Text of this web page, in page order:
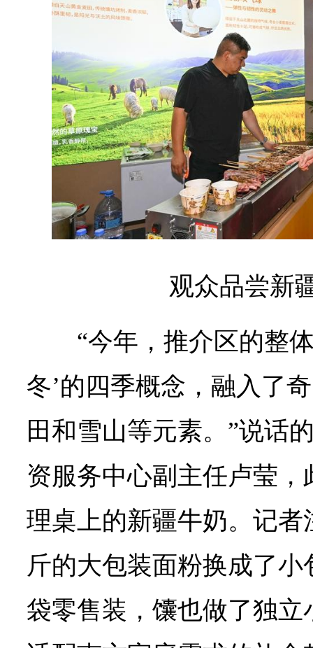
观众品尝新
“今年，推介区的整
冬’的四季概念，融入了
田和雪山等元素。”说话
资服务中心副主任卢莹
理桌上的新疆牛奶。记
斤的大包装面粉换成了
袋零售装，馕也做了独